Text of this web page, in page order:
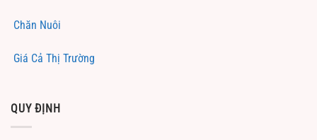
Chăn Nuôi
Giá Cả Thị Trường
QUY ĐỊNH